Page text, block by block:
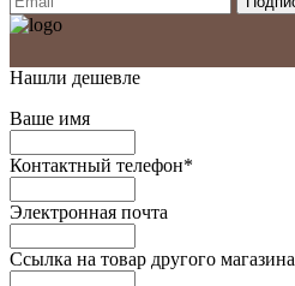
Нашли дешевле
Ваше имя
Контактный телефон*
Электронная почта
Ссылка на товар другого магазина